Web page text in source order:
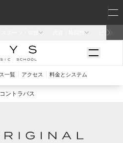
コントラバス